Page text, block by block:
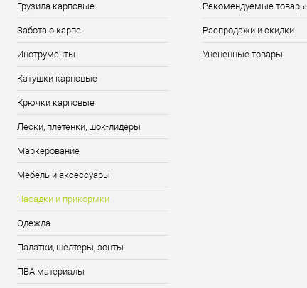
Грузила карповые
Забота о карпе
Инструменты
Катушки карповые
Крючки карповые
Лески, плетенки, шок-лидеры
Маркерование
Мебель и аксессуары
Насадки и прикормки
Одежда
Палатки, шелтеры, зонты
ПВА материалы
Рекомендуемые товары
Распродажи и скидки
Уцененные товары